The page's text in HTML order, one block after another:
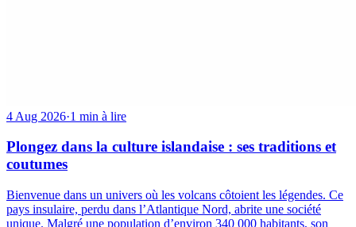
4 Aug 2026·1 min à lire
Plongez dans la culture islandaise : ses traditions et
coutumes
Bienvenue dans un univers où les volcans côtoient les légendes. Ce
pays insulaire, perdu dans l’Atlantique Nord, abrite une société
unique. Malgré une population d’environ 340 000 habitants, son